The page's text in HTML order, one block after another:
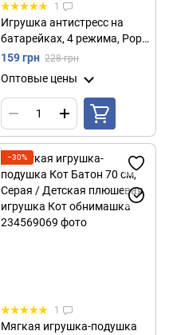
1
Игрушка антистресс на
батарейках, 4 режима, Pop
it PRO Bear / Электронная
Интерактивная детская
игрушка
159 грн 228 грн
Оптовые цены
−30%
1
Мягкая игрушка-подушка